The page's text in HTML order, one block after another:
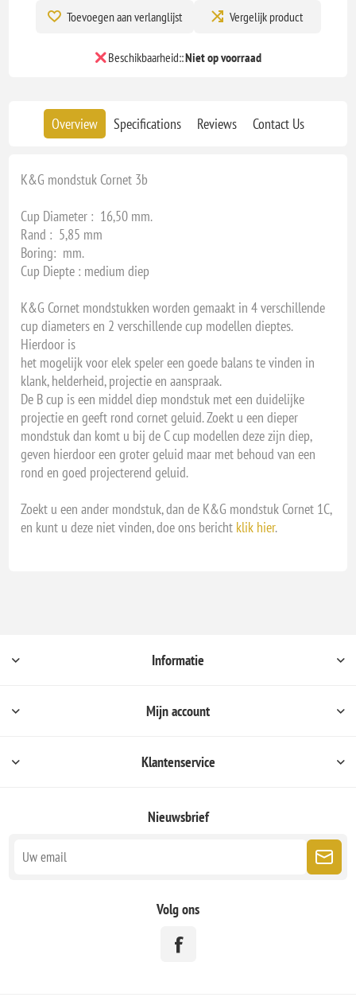
Toevoegen aan verlanglijst Vergelijk product
Beschikbaarheid::Niet op voorraad
Overview Specifications Reviews Contact Us
K&G mondstuk Cornet 3b
Cup Diameter : 16,50 mm.
Rand : 5,85 mm
Boring: mm.
Cup Diepte : medium diep
K&G Cornet mondstukken worden gemaakt in 4 verschillende
cup diameters en 2 verschillende cup modellen dieptes.
Hierdoor is
het mogelijk voor elek speler een goede balans te vinden in
klank, helderheid, projectie en aanspraak.
De B cup is een middel diep mondstuk met een duidelijke
projectie en geeft rond cornet geluid. Zoekt u een dieper
mondstuk dan komt u bij de C cup modellen deze zijn diep,
geven hierdoor een groter geluid maar met behoud van een
rond en goed projecterend geluid.
Zoekt u een ander mondstuk, dan de K&G mondstuk Cornet 1C,
en kunt u deze niet vinden, doe ons bericht klik hier.
Informatie
Mijn account
Klantenservice
Nieuwsbrief
Volg ons